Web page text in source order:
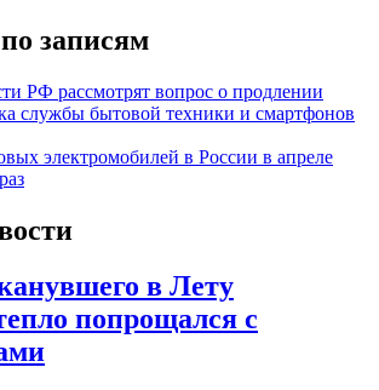
записям
РФ рассмотрят вопрос о продлении
службы бытовой техники и смартфонов
электромобилей в России в апреле
в Лету
попрощался с